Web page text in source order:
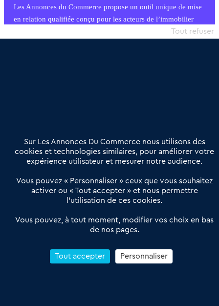
Les Annonces du Commerce propose un outil unique de mise
en relation qualifiée conçu pour les acteurs de l’immobilier
commercial et les collectivités territoriales, simple et intégrant
Offres Pro
Actualités
Qui sommes nous ?
Derniers articles
Réseau 3C : un partenaire national dédié aux transactions
Petitscommerces : Un partenariat au service du commerce de
proximité et des territoires
Reprendre un Restaurant Rapide
Sur Les Annonces Du Commerce nous utilisons des
cookies et technologies similaires, pour améliorer votre
expérience utilisateur et mesurer notre audience.
Vous pouvez « Personnaliser » ceux que vous souhaitez
activer ou « Tout accepter » et nous permettre
l’utilisation de ces cookies.
Vous pouvez, à tout moment, modifier vos choix en bas
de nos pages.
Tout accepter
Tout refuser
Personnaliser